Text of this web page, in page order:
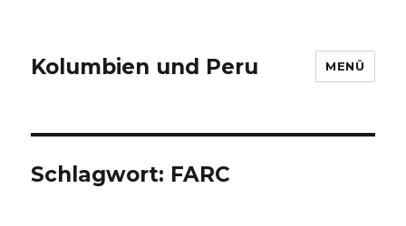
Kolumbien und Peru MENÜ
Schlagwort: FARC